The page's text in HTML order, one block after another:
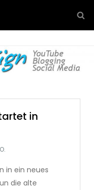
in
in ein neues
die alte